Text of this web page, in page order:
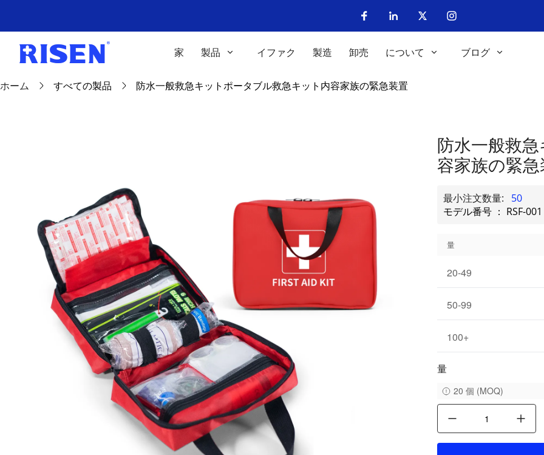
家 製品 イファク 製造 卸売 について ブログ
ホーム すべての製品 防水一般救急キットポータブル救急キット内容家族の緊急装置
防水一般救
容家族の緊急
最小注文数量:
50
モデル番号 ： RSF-001
量
20-49
50-99
100+
量
20 個 (MOQ)